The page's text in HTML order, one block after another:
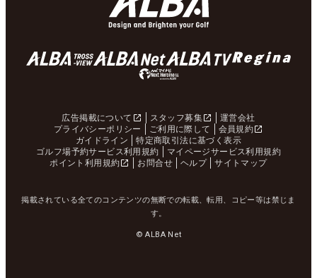
広告掲載について スタッフ募集
運営会社
プライバシーポリシー
ご利用に際して
会員規約
ガイドライン
特定商取引法に基づく表示
ゴルフ場予約サービス利用規約
マイページサービス利用規約
ポイント利用規約
お問合せ ヘルプ サイトマップ
掲載されている全てのコンテンツの無断での転載、転用、コピー等は禁じま
す。
© ALBA Net